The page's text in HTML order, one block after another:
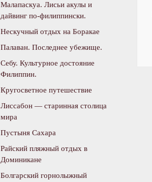
Малапаскуа. Лисьи акулы и
дайвинг по-филиппински.
Нескучный отдых на Боракае
Палаван. Последнее убежище.
Себу. Культурное достояние
Филиппин.
Кругосветное путешествие
Лиссабон — старинная столица
мира
Пустыня Сахара
Райский пляжный отдых в
Доминикане
Болгарский горнолыжный